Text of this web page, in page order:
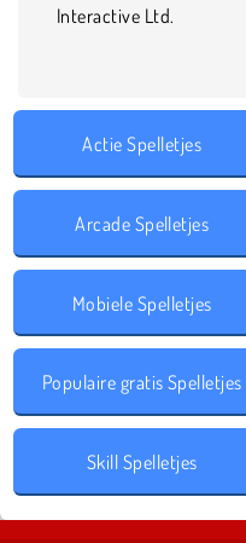
Interactive Ltd.
Actie Spelletjes
Arcade Spelletjes
Mobiele Spelletjes
Populaire gratis Spelletjes
Skill Spelletjes